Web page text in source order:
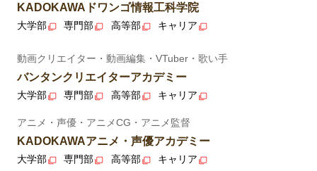
KADOKAWAドワンゴ情報工科学院
大学部 専門部 高等部 キャリア
動画クリエイター・動画編集・VTuber・歌い手
バンタンクリエイターアカデミー
大学部 専門部 高等部 キャリア
アニメ・声優・アニメCG・アニメ監督
KADOKAWAアニメ・声優アカデミー
大学部 専門部 高等部 キャリア